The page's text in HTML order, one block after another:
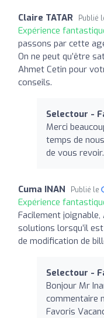
Claire TATAR Publié
Expérience
passons par cette
On ne peut qu’être
Ahmet Cetin pour
conseils.
Selectour -
Merci
temps de
de vous
Cuma INAN Publié le
Expérience
Facilement
solutions lorsqu’il
de modification de
Selectour -
Bonjour Mr
commentaire
Favoris